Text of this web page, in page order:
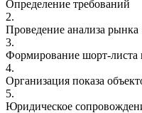
Определение требований
2.
Проведение анализа рынка
3.
Формирование шорт-листа
4.
Организация показа
5.
Юридическое